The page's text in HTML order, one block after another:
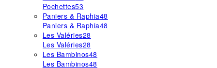
Pochettes53
Paniers & Raphia48
Paniers & Raphia48
Les Valéries28
Les Valéries28
Les Bambinos48
Les Bambinos48